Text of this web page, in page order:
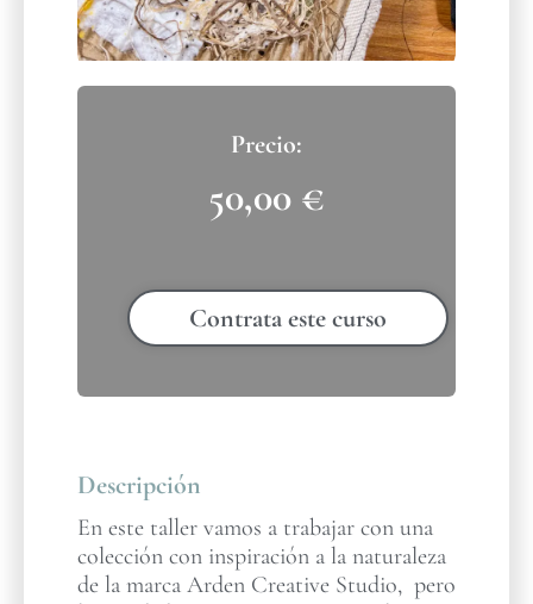
50,00 €
Contrata este curso
Descripción
En este taller vamos a trabajar con una
colección con inspiración a la naturaleza
de la marca Arden Creative Studio, pero